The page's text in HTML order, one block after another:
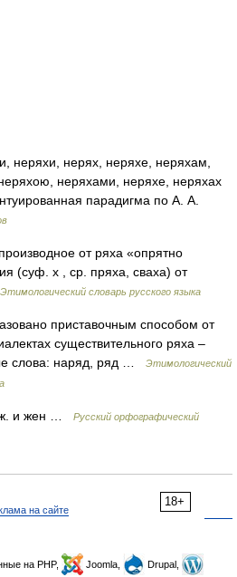
неряхи, нерях, неряхе, неряхам,
неряхами, неряхе, неряхах
парадигма по А. А.
от ряха «опрятно
(суф. х , ср. пряха, сваха) от
Этимологический словарь русского языка
приставочным способом от
существительного ряха –
слова: наряд, ряд …
Этимологический
и жен …
Русский орфографический
18+
на сайте
на PHP, Joomla,
Drupal,